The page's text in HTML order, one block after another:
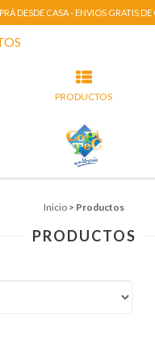
DESDE CASA - ENVIOS GRATIS DE
PRODUCTOS
Inicio > Productos
PRODUCTOS